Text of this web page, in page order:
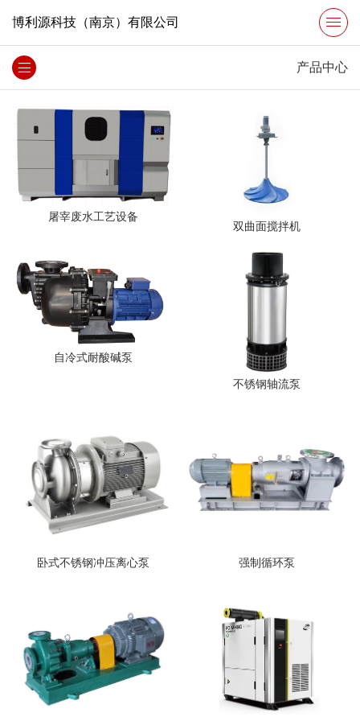
博利源科技（南京）有限公司
产品中心
屠宰废水工艺设备
双曲面搅拌机
自冷式耐酸碱泵
不锈钢轴流泵
卧式不锈钢冲压离心泵 强制循环泵